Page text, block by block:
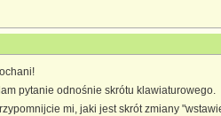
pytanie odnośnie skrótu klawiaturowego.
mi, jaki jest skrót zmiany